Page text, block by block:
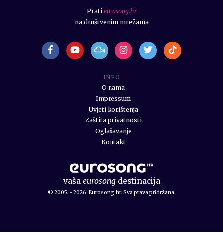
vaša eurosongdestinacija
© 2005. - 2026. Eurosong.hr. Sva prava pridržana.
I N F O
O nama
Impressum
Uvjeti korištenja
Zaštita privatnosti
Oglašavanje
Kontakt
Prati eurosong.hr
na društvenim mrežama